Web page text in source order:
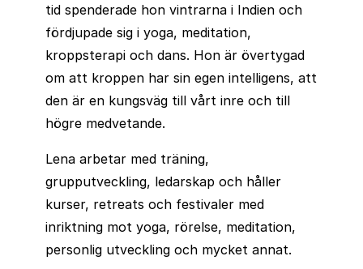
tid spenderade hon vintrarna i Indien och
fördjupade sig i yoga, meditation,
kroppsterapi och dans. Hon är övertygad
om att kroppen har sin egen intelligens, att
den är en kungsväg till vårt inre och till
högre medvetande.
Lena arbetar med träning,
grupputveckling, ledarskap och håller
kurser, retreats och festivaler med
inriktning mot yoga, rörelse, meditation,
personlig utveckling och mycket annat.